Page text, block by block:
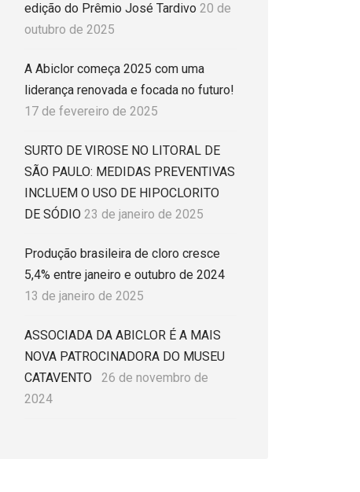
edição do Prêmio José Tardivo 20 de
outubro de 2025
A Abiclor começa 2025 com uma
liderança renovada e focada no futuro!
17 de fevereiro de 2025
SURTO DE VIROSE NO LITORAL DE
SÃO PAULO: MEDIDAS PREVENTIVAS
INCLUEM O USO DE HIPOCLORITO
DE SÓDIO 23 de janeiro de 2025
Produção brasileira de cloro cresce
5,4% entre janeiro e outubro de 2024
13 de janeiro de 2025
ASSOCIADA DA ABICLOR É A MAIS
NOVA PATROCINADORA DO MUSEU
CATAVENTO
26 de novembro de
2024